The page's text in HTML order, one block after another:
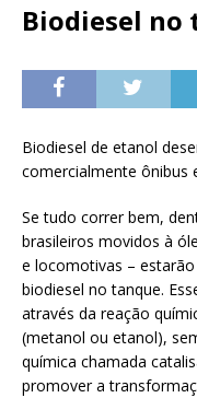
Biodiesel no
Biodiesel de etanol
comercialmente ônibus
Se tudo correr bem,
brasileiros movidos à
e locomotivas –
biodiesel no tanque.
através da reação
(metanol ou etanol),
química chamada
promover a